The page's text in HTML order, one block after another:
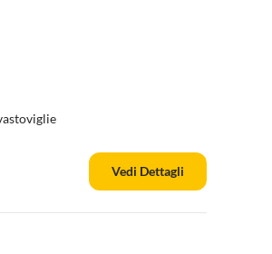
Vedi Dettagli